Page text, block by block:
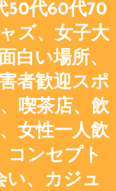
50代60代70
ズ、女子大
白い場所、
者歓迎スポ
喫茶店、飲
女性一人飲
コンセプト
い、カジュ